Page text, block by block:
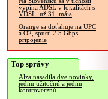
vypína ADSL v lokalitách s
VDSL, už 31. mája
Orange sa doťahuje na UPC
a O2, spustí 2.5 Gbps
pripojenie
Top správy
Alza nasadila dve novinky,
jednu užitočnú a jednu
kontroverznú